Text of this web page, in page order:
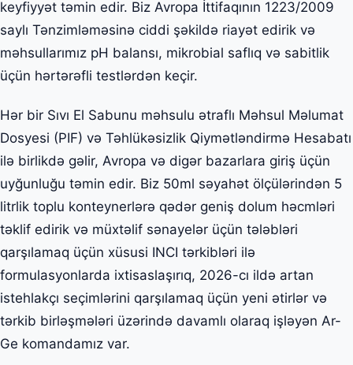
keyfiyyət təmin edir. Biz Avropa İttifaqının 1223/2009
saylı Tənzimləməsinə ciddi şəkildə riayət edirik və
məhsullarımız pH balansı, mikrobial saflıq və sabitlik
üçün hərtərəfli testlərdən keçir.
Hər bir Sıvı El Sabunu məhsulu ətraflı Məhsul Məlumat
Dosyesi (PIF) və Təhlükəsizlik Qiymətləndirmə Hesabatı
ilə birlikdə gəlir, Avropa və digər bazarlara giriş üçün
uyğunluğu təmin edir. Biz 50ml səyahət ölçülərindən 5
litrlik toplu konteynerlərə qədər geniş dolum həcmləri
təklif edirik və müxtəlif sənayelər üçün tələbləri
qarşılamaq üçün xüsusi INCI tərkibləri ilə
formulasyonlarda ixtisaslaşırıq, 2026-cı ildə artan
istehlakçı seçimlərini qarşılamaq üçün yeni ətirlər və
tərkib birləşmələri üzərində davamlı olaraq işləyən Ar-
Ge komandamız var.